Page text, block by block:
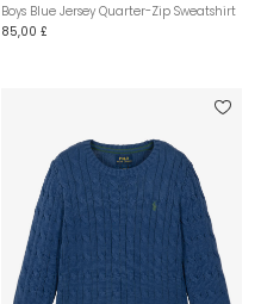
Boys Blue Jersey Quarter-Zip Sweatshirt
85,00 £